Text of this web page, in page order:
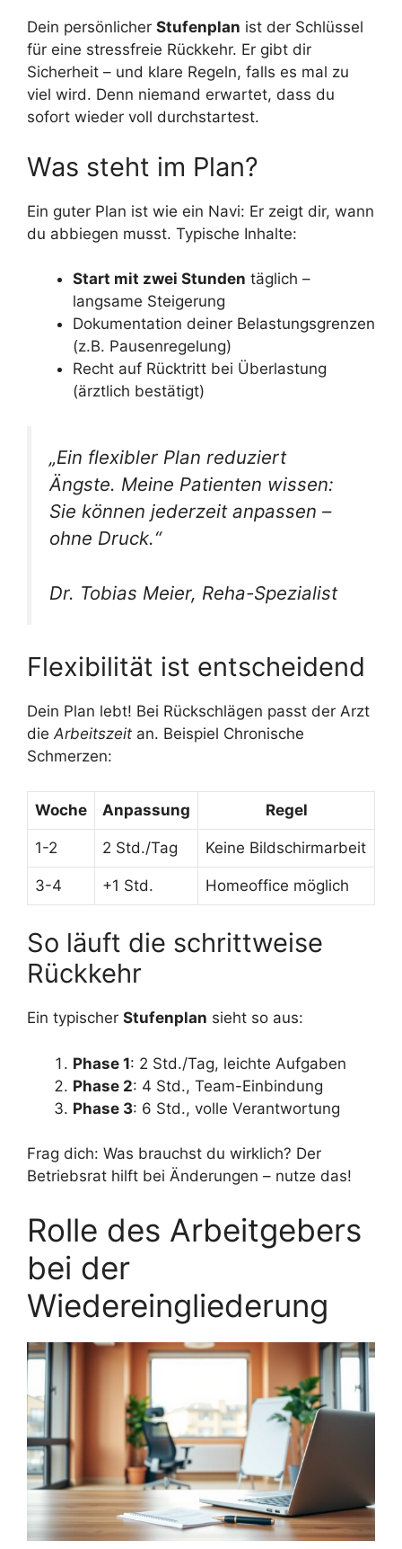
Dein persönlicher Stufenplan ist der Schlüssel
für eine stressfreie Rückkehr. Er gibt dir
Sicherheit – und klare Regeln, falls es mal zu
viel wird. Denn niemand erwartet, dass du
sofort wieder voll durchstartest.
Was steht im Plan?
Ein guter Plan ist wie ein Navi: Er zeigt dir, wann
du abbiegen musst. Typische Inhalte:
Start mit zwei Stunden täglich –
langsame Steigerung
Dokumentation deiner Belastungsgrenzen
(z.B. Pausenregelung)
Recht auf Rücktritt bei Überlastung
(ärztlich bestätigt)
„Ein flexibler Plan reduziert
Ängste. Meine Patienten wissen:
Sie können jederzeit anpassen –
ohne Druck.“
Dr. Tobias Meier, Reha-Spezialist
Flexibilität ist entscheidend
Dein Plan lebt! Bei Rückschlägen passt der Arzt
dieArbeitszeit an. Beispiel Chronische
Schmerzen:
Woche Anpassung Regel
1-2 2 Std./Tag Keine Bildschirmarbeit
3-4 +1 Std. Homeoffice möglich
So läuft die schrittweise
Rückkehr
Ein typischer Stufenplan sieht so aus:
Phase 1: 2 Std./Tag, leichte Aufgaben
Phase 2: 4 Std., Team-Einbindung
Phase 3: 6 Std., volle Verantwortung
Frag dich: Was brauchst du wirklich? Der
Betriebsrat hilft bei Änderungen – nutze das!
Rolle des Arbeitgebers
bei der
Wiedereingliederung